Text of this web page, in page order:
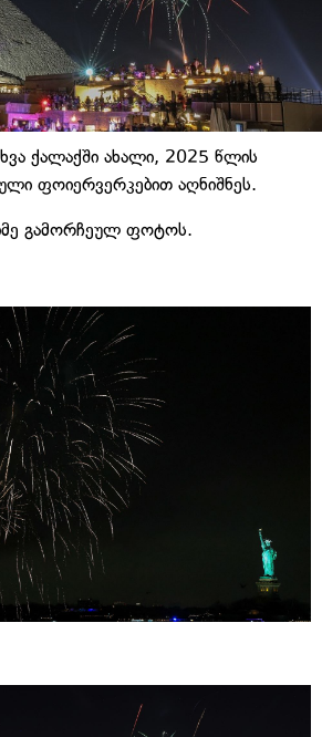
ქალაქში ახალი, 2025 წლის
ფოიერვერკებით აღნიშნეს.
გამორჩეულ ფოტოს.